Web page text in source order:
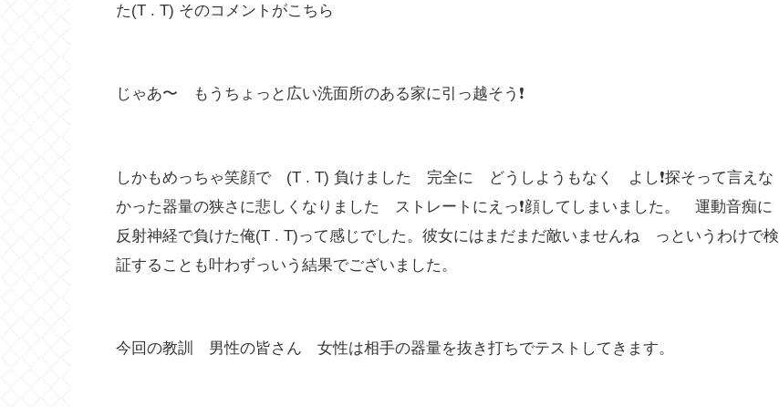
た(T . T) そのコメントがこちら
じゃあ〜 もうちょっと広い洗面所のある家に引っ越そう❗️
しかもめっちゃ笑顔で (T . T) 負けました 完全に どうしようもなく よし❗️探そって言えな
かった器量の狭さに悲しくなりました ストレートにえっ❗️顔してしまいました。 運動音痴に
反射神経で負けた俺(T . T)って感じでした。彼女にはまだまだ敵いませんね っというわけで検
証することも叶わずっいう結果でございました。
今回の教訓 男性の皆さん 女性は相手の器量を抜き打ちでテストしてきます。